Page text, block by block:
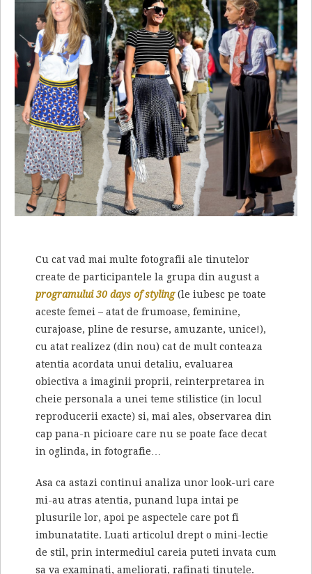
Cu cat vad mai multe fotografii ale tinutelor
create de participantele la grupa din august a
programului 30 days of styling(le iubesc pe toate
aceste femei – atat de frumoase, feminine,
curajoase, pline de resurse, amuzante, unice!),
cu atat realizez (din nou) cat de mult conteaza
atentia acordata unui detaliu, evaluarea
obiectiva a imaginii proprii, reinterpretarea in
cheie personala a unei teme stilistice (in locul
reproducerii exacte) si, mai ales, observarea din
cap pana-n picioare care nu se poate face decat
in oglinda, in fotografie…
Asa ca astazi continui analiza unor look-uri care
mi-au atras atentia, punand lupa intai pe
plusurile lor, apoi pe aspectele care pot fi
imbunatatite. Luati articolul drept o mini-lectie
de stil, prin intermediul careia puteti invata cum
sa va examinati, ameliorati, rafinati tinutele.